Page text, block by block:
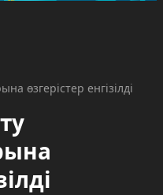
өзгерістер енгізілді